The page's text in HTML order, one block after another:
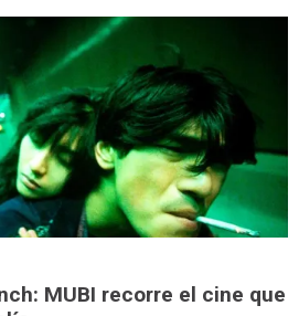
MUBI recorre el cine que